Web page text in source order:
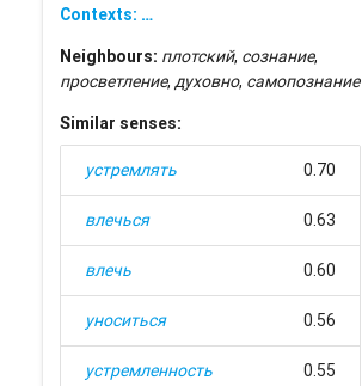
Contexts: …
Neighbours: плотский, сознание,
просветление,духовно, самопознание
Similar senses:
устремлять 0.70
влечься 0.63
влечь 0.60
уноситься 0.56
устремленность 0.55